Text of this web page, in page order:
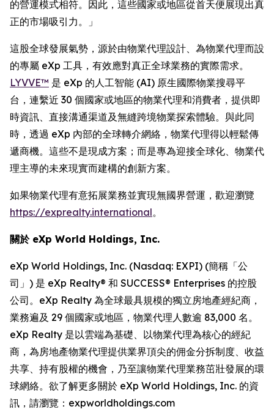
的營運模式相符。因此，這些國家或地區從首天便展現出真
正的市場吸引力。」
這股全球發展氣勢，源於由物業代理設計、為物業代理而設
的專屬 eXp 工具，有效應對真正全球業務的實際需求。
LYVVE™ 是 eXp 的人工智能 (AI) 原生國際物業搜尋平
台，連繫近 30 個國家或地區的物業代理和消費者，提供即
時資訊、直接溝通渠道及無縫跨境物業探索體驗。與此同
時，透過 eXp 內部的全球轉介網絡，物業代理得以輕鬆傳
遞商機。這些不是現成方案；而是專為迎接全球化、物業代
理主導的未來現實而建構的創新方案。
如果物業代理有意拓展業務並實現無國界營運，歡迎瀏覽
https://exprealty.international。
關於 eXp World Holdings, Inc.
eXp World Holdings, Inc. (Nasdaq: EXPI) (簡稱「公
司」) 是 eXp Realty® 和 SUCCESS® Enterprises 的控股
公司。eXp Realty 為全球最具規模的獨立房地產經紀商，
業務遍及 29 個國家或地區，物業代理人數逾 83,000 名。
eXp Realty 是以雲端為基礎、以物業代理為核心的經紀
商，為房地產物業代理提供業界頂尖的佣金分拆制度、收益
共享、持有股權的機會，乃至讓物業代理業務茁壯發展的環
球網絡。欲了解更多關於 eXp World Holdings, Inc. 的資
訊，請瀏覽：expworldholdings.com